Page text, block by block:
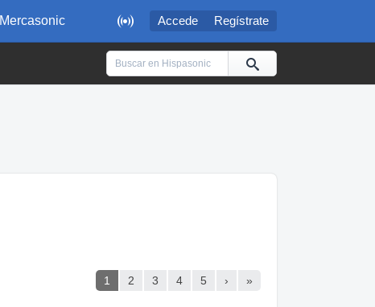
 Accede Regístrate
Mercasonic
1 2 3 4 5 › »